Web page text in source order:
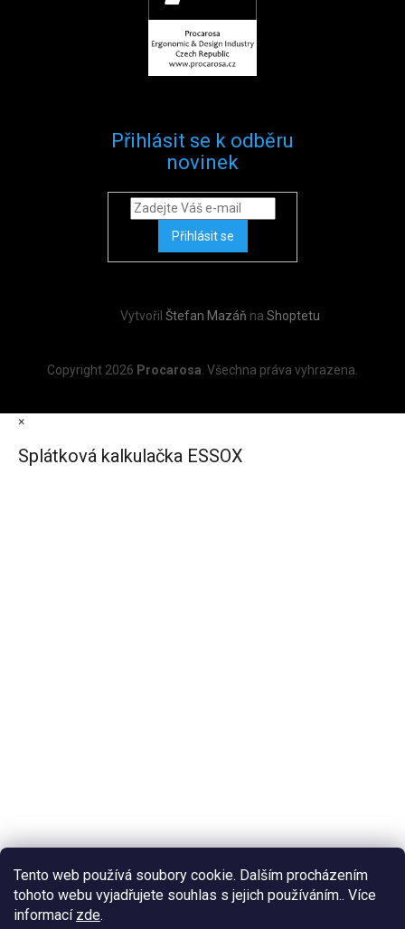
Tento web používá soubory cookie. Dalším procházením
tohoto webu vyjadřujete souhlas s jejich používáním.. Více
informací zde.
Přihlásit se k odběru
novinek
Přihlásit se
Vytvořil Štefan Mazáň na Shoptetu
Copyright 2026 Procarosa. Všechna práva vyhrazena.
×
Splátková kalkulačka ESSOX